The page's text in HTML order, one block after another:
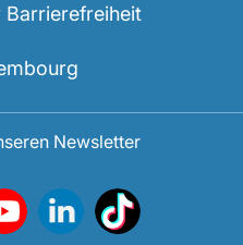
Barrierefreiheit
Newsletter